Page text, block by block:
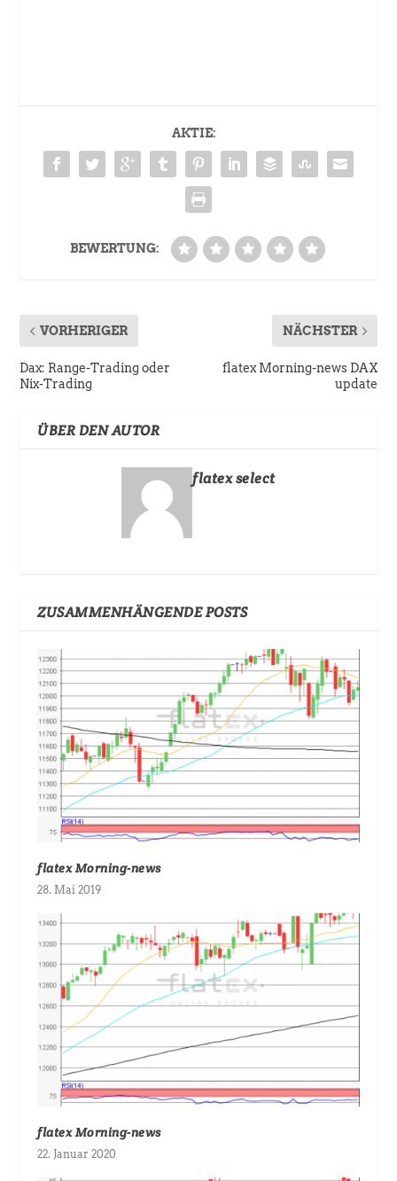
AKTIE:
BEWERTUNG:
VORHERIGER
Dax: Range-Trading oder
Nix-Trading
NÄCHSTER
flatex Morning-news DAX
update
ÜBER DEN AUTOR
flatex select
ZUSAMMENHÄNGENDE POSTS
flatex Morning-news
28. Mai 2019
flatex Morning-news
22. Januar 2020